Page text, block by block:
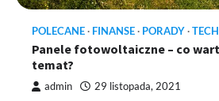
POLECANE FINANSE PORADY
Panele fotowoltaiczne – co
temat?
admin 29 listopada, 2021